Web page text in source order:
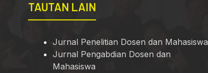
TAUTAN LAIN
Jurnal Penelitian Dosen dan Mahasiswa
Jurnal Pengabdian Dosen dan
Mahasiswa